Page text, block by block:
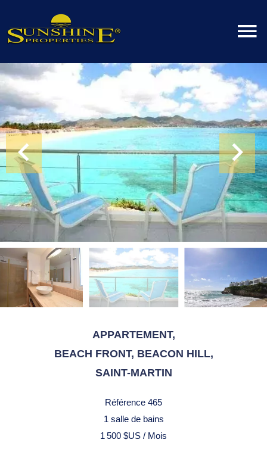
APPARTEMENT,
BEACH FRONT, BEACON HILL,
SAINT-MARTIN
Référence 465
1 salle de bains
1 500 $US / Mois